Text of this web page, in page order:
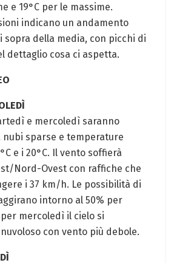
e 19°C per le massime.
indicano un andamento
sopra della media, con picchi di
dettaglio cosa ci aspetta.
e mercoledì saranno
sparse e temperature
e i 20°C. Il vento soffierà
Nord-Ovest con raffiche che
i 37 km/h. Le possibilità di
intorno al 50% per
mercoledì il cielo si
con vento più debole.